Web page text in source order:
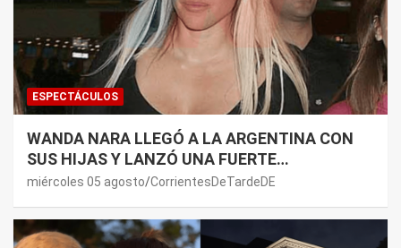
ESPECTÁCULOS
WANDA NARA LLEGÓ A LA ARGENTINA CON
SUS HIJAS Y LANZÓ UNA FUERTE
PREMONICIÓN SOBRE MAURO ICARDI
miércoles 05 agosto CorrientesDeTardeDE